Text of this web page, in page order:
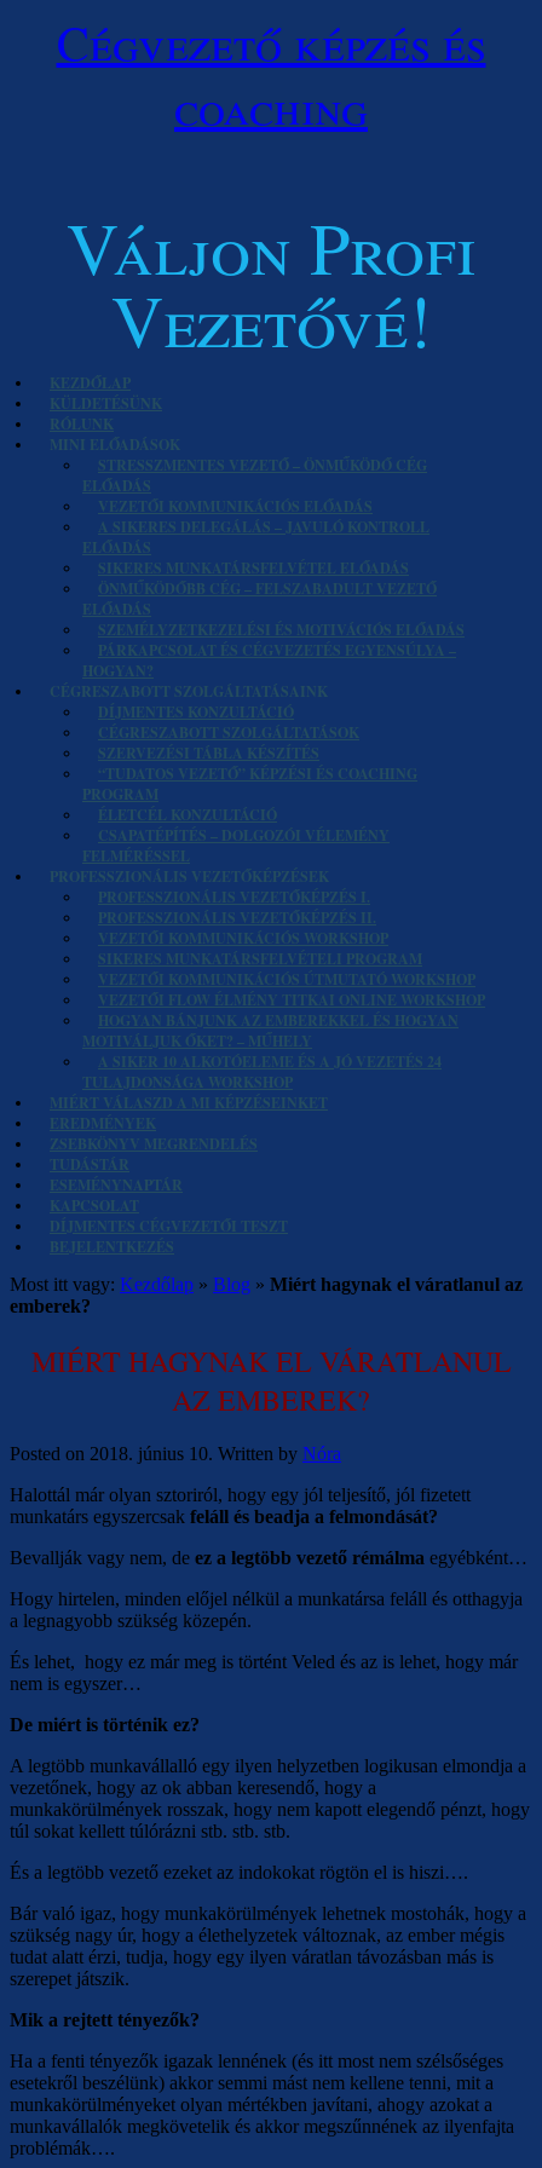
Cégvezető képzés és
coaching
Váljon Profi
Vezetővé!
KEZDŐLAP
KÜLDETÉSÜNK
RÓLUNK
MINI ELŐADÁSOK
STRESSZMENTES VEZETŐ – ÖNMŰKÖDŐ CÉG
ELŐADÁS
VEZETŐI KOMMUNIKÁCIÓS ELŐADÁS
A SIKERES DELEGÁLÁS – JAVULÓ KONTROLL
ELŐADÁS
SIKERES MUNKATÁRSFELVÉTEL ELŐADÁS
ÖNMŰKÖDŐBB CÉG – FELSZABADULT VEZETŐ
ELŐADÁS
SZEMÉLYZETKEZELÉSI ÉS MOTIVÁCIÓS ELŐADÁS
PÁRKAPCSOLAT ÉS CÉGVEZETÉS EGYENSÚLYA –
HOGYAN?
CÉGRESZABOTT SZOLGÁLTATÁSAINK
DÍJMENTES KONZULTÁCIÓ
CÉGRESZABOTT SZOLGÁLTATÁSOK
SZERVEZÉSI TÁBLA KÉSZÍTÉS
“TUDATOS VEZETŐ” KÉPZÉSI ÉS COACHING
PROGRAM
ÉLETCÉL KONZULTÁCIÓ
CSAPATÉPÍTÉS – DOLGOZÓI VÉLEMÉNY
FELMÉRÉSSEL
PROFESSZIONÁLIS VEZETŐKÉPZÉSEK
PROFESSZIONÁLIS VEZETŐKÉPZÉS I.
PROFESSZIONÁLIS VEZETŐKÉPZÉS II.
VEZETŐI KOMMUNIKÁCIÓS WORKSHOP
SIKERES MUNKATÁRSFELVÉTELI PROGRAM
VEZETŐI KOMMUNIKÁCIÓS ÚTMUTATÓ WORKSHOP
VEZETŐI FLOW ÉLMÉNY TITKAI ONLINE WORKSHOP
HOGYAN BÁNJUNK AZ EMBEREKKEL ÉS HOGYAN
MOTIVÁLJUK ŐKET? – MŰHELY
A SIKER 10 ALKOTÓELEME ÉS A JÓ VEZETÉS 24
TULAJDONSÁGA WORKSHOP
MIÉRT VÁLASZD A MI KÉPZÉSEINKET
EREDMÉNYEK
ZSEBKÖNYV MEGRENDELÉS
TUDÁSTÁR
ESEMÉNYNAPTÁR
KAPCSOLAT
DÍJMENTES CÉGVEZETŐI TESZT
BEJELENTKEZÉS
Most itt vagy: Kezdőlap » Blog » Miért hagynak el váratlanul az
emberek?
MIÉRT HAGYNAK EL VÁRATLANUL
AZ EMBEREK?
Posted on 2018. június 10. Written by Nóra
Halottál már olyan sztoriról, hogy egy jól teljesítő, jól fizetett
munkatárs egyszercsak feláll és beadja a felmondását?
Bevallják vagy nem, de ez a legtöbb vezető rémálma egyébként…
Hogy hirtelen, minden előjel nélkül a munkatársa feláll és otthagyja
a legnagyobb szükség közepén.
És lehet, hogy ez már meg is történt Veled és az is lehet, hogy már
nem is egyszer…
De miért is történik ez?
A legtöbb munkavállalló egy ilyen helyzetben logikusan elmondja a
vezetőnek, hogy az ok abban keresendő, hogy a
munkakörülmények rosszak, hogy nem kapott elegendő pénzt, hogy
túl sokat kellett túlórázni stb. stb. stb.
És a legtöbb vezető ezeket az indokokat rögtön el is hiszi….
Bár való igaz, hogy munkakörülmények lehetnek mostohák, hogy a
szükség nagy úr, hogy a élethelyzetek változnak, az ember mégis
tudat alatt érzi, tudja, hogy egy ilyen váratlan távozásban más is
szerepet játszik.
Mik a rejtett tényezők?
Ha a fenti tényezők igazak lennének (és itt most nem szélsőséges
esetekről beszélünk) akkor semmi mást nem kellene tenni, mit a
munkakörülményeket olyan mértékben javítani, ahogy azokat a
munkavállalók megkövetelik és akkor megszűnnének az ilyenfajta
problémák….